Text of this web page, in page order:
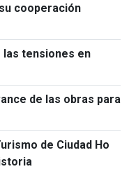
cooperación
tensiones en
de las obras para
de Ciudad Ho